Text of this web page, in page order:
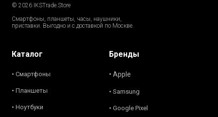
© 2026 IKSTrade.Store
Смартфоны, планшеты, часы, наушники,
приставки. Выгодно и с доставкой по Москве.
Каталог
• Смартфоны
• Планшеты
• Ноутбуки
Бренды
• Apple
• Samsung
• Google Pixel